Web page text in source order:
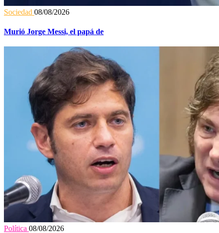
Sociedad 08/08/2026
Murió Jorge Messi, el papá de
Política 08/08/2026